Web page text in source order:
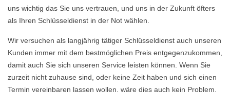
uns wichtig das Sie uns vertrauen, und uns in der Zukunft öfters
als Ihren Schlüsseldienst in der Not wählen.
Wir versuchen als langjährig tätiger Schlüsseldienst auch unseren
Kunden immer mit dem bestmöglichen Preis entgegenzukommen,
damit auch Sie sich unseren Service leisten können. Wenn Sie
zurzeit nicht zuhause sind, oder keine Zeit haben und sich einen
Termin vereinbaren lassen wollen, wäre dies auch kein Problem,